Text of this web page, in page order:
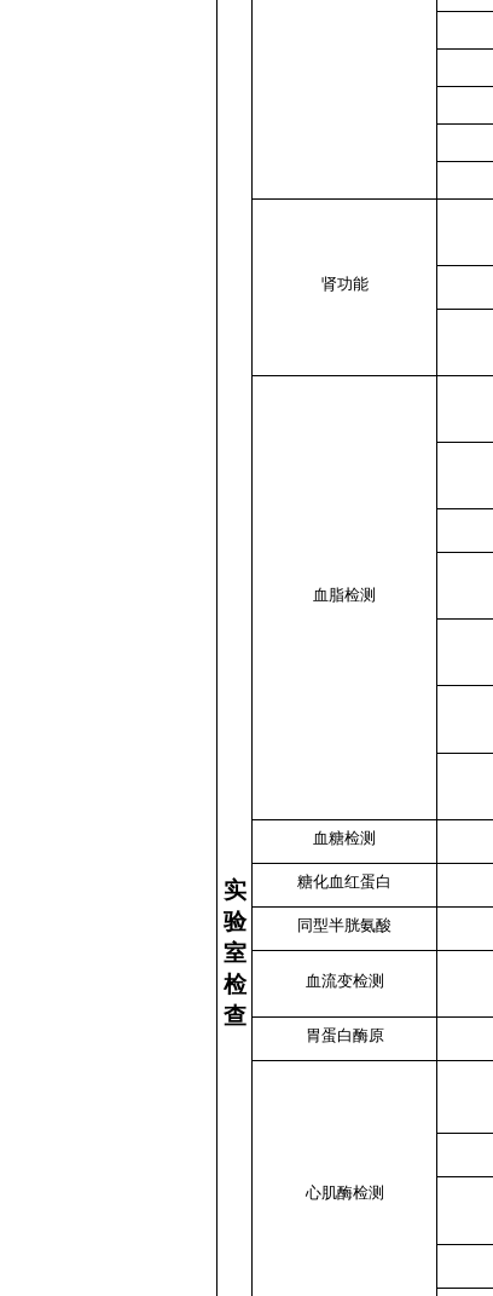
实
验
室
检
查
肾功能
血脂检测
血糖检测
糖化血红蛋白
同型半胱氨酸
血流变检测
胃蛋白酶原
心肌酶检测